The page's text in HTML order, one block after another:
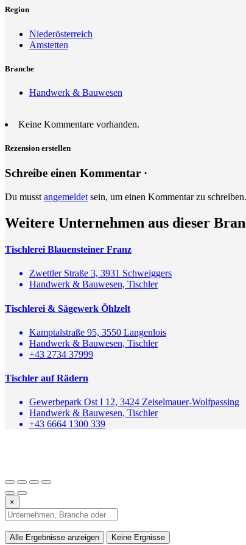
Region
Niederösterreich
Amstetten
Branche
Handwerk & Bauwesen
Keine Kommentare vorhanden.
Rezension erstellen
Schreibe einen Kommentar ·
Du musst angemeldet sein, um einen Kommentar zu schreiben.
Weitere Unternehmen aus dieser
Tischlerei Blauensteiner Franz
Zwettler Straße 3, 3931 Schweiggers
Handwerk & Bauwesen, Tischler
Tischlerei & Sägewerk Öhlzelt
Kamptalstraße 95, 3550 Langenlois
Handwerk & Bauwesen, Tischler
+43 2734 37999
Tischler auf Rädern
Gewerbepark Ost I 12, 3424 Zeiselmauer-Wolfpassing
Handwerk & Bauwesen, Tischler
+43 6664 1300 339
×
Alle Ergebnisse anzeigen Keine Ergnisse